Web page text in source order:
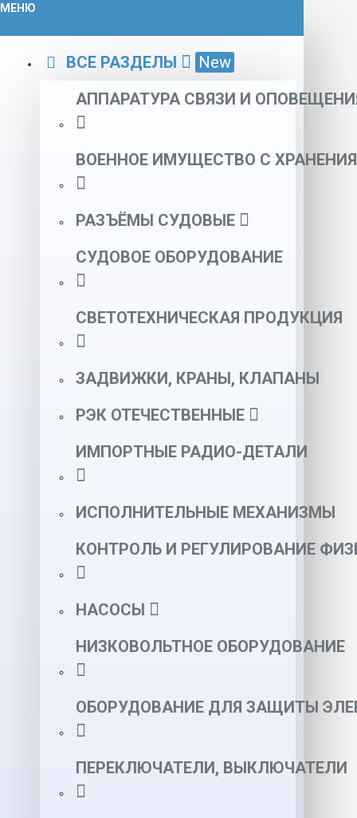
МЕНЮ
ВСЕ РАЗДЕЛЫ
New
АППАРАТУРА СВЯЗИ И
ВОЕННОЕ ИМУЩЕСТВО С ХРАНЕНИЯ
РАЗЪЁМЫ СУДОВЫЕ
СУДОВОЕ ОБОРУДОВАНИЕ
СВЕТОТЕХНИЧЕСКАЯ ПРОДУКЦИЯ
ЗАДВИЖКИ, КРАНЫ, КЛАПАНЫ
РЭК ОТЕЧЕСТВЕННЫЕ
ИМПОРТНЫЕ РАДИО-ДЕТАЛИ
ИСПОЛНИТЕЛЬНЫЕ МЕХАНИЗМЫ
КОНТРОЛЬ И РЕГУЛИРОВАНИЕ
НАСОСЫ
НИЗКОВОЛЬТНОЕ ОБОРУДОВАНИЕ
ОБОРУДОВАНИЕ ДЛЯ ЗАЩИТЫ
ПЕРЕКЛЮЧАТЕЛИ, ВЫКЛЮЧАТЕЛИ